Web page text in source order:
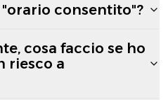
consentito"?
cosa faccio se ho
riesco a